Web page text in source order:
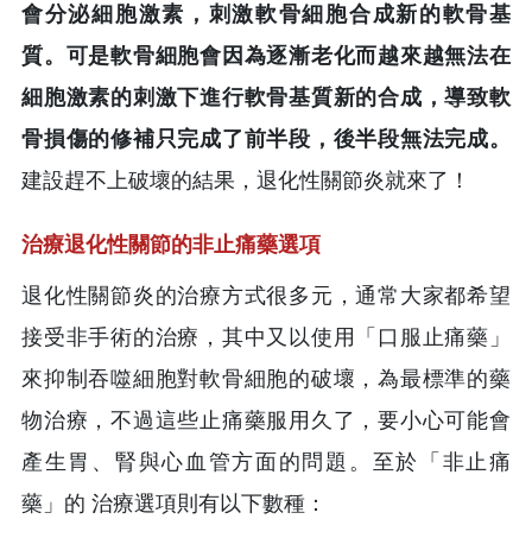
會分泌細胞激素，刺激軟骨細胞合成新的軟骨基
質。可是軟骨細胞會因為逐漸老化而越來越無法在
細胞激素的刺激下進行軟骨基質新的合成，導致軟
骨損傷的修補只完成了前半段，後半段無法完成。
建設趕不上破壞的結果，退化性關節炎就來了！
治療退化性關節的非止痛藥選項
退化性關節炎的治療方式很多元，通常大家都希望
接受非手術的治療，其中又以使用「口服止痛藥」
來抑制吞噬細胞對軟骨細胞的破壞，為最標準的藥
物治療，不過這些止痛藥服用久了，要小心可能會
產生胃、腎與心血管方面的問題。至於「非止痛
藥」的 治療選項則有以下數種：